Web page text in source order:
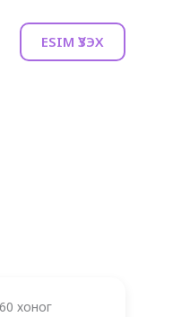
ESIM ҮЗЭХ
60 хоног